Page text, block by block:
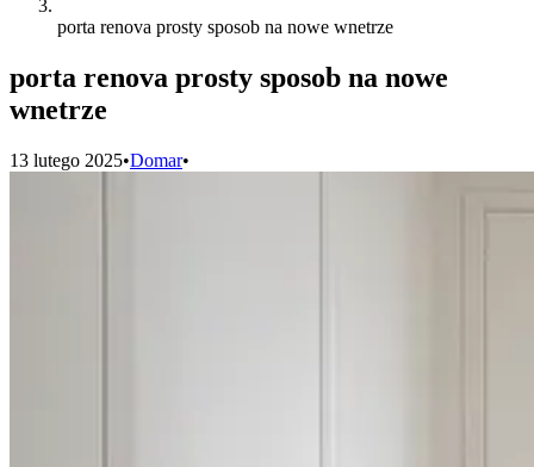
porta renova prosty sposob na nowe wnetrze
porta renova prosty sposob na nowe
wnetrze
13 lutego 2025•Domar•